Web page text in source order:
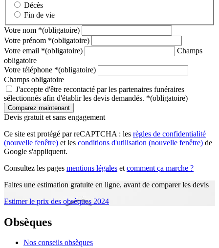
Décès
Fin de vie
Votre nom *(obligatoire)
Votre prénom *(obligatoire)
Votre email *(obligatoire)
Champs
obligatoire
Votre téléphone *(obligatoire)
Champs obligatoire
J'accepte d'être recontacté par les partenaires funéraires
sélectionnés afin d'établir les devis demandés. *(obligatoire)
Devis gratuit et sans engagement
Ce site est protégé par reCAPTCHA : les règles de confidentialité
(nouvelle fenêtre) et les conditions d'utilisation (nouvelle fenêtre) de
Google s'appliquent.
Consultez les pages mentions légales et comment ça marche ?
Faites une estimation gratuite en ligne, avant de comparer les devis
Estimer le prix des obsèques 2024
Obsèques
Nos conseils obsèques